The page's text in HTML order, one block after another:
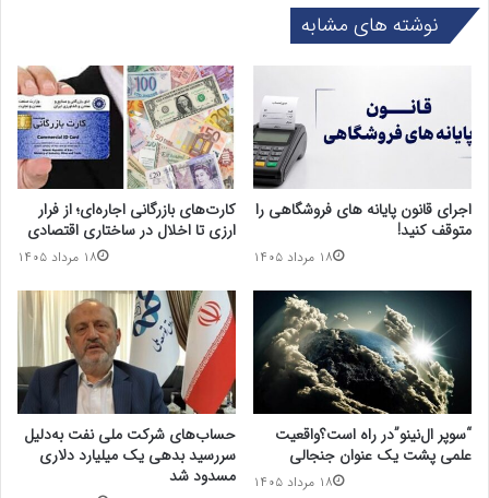
نوشته های مشابه
کارت‌های بازرگانی اجاره‌ای؛ از فرار
ارزی تا اخلال در ساختاری اقتصادی
۱۸ مرداد ۱۴۰۵
اجرای قانون پایانه های فروشگاهی را
متوقف کنید!
۱۸ مرداد ۱۴۰۵
حساب‌های شرکت ملی نفت به‌دلیل
سررسید بدهی یک میلیارد دلاری
مسدود شد
“سوپر ال‌نینو”در راه است؟واقعیت
علمی پشت یک عنوان جنجالی
۱۸ مرداد ۱۴۰۵